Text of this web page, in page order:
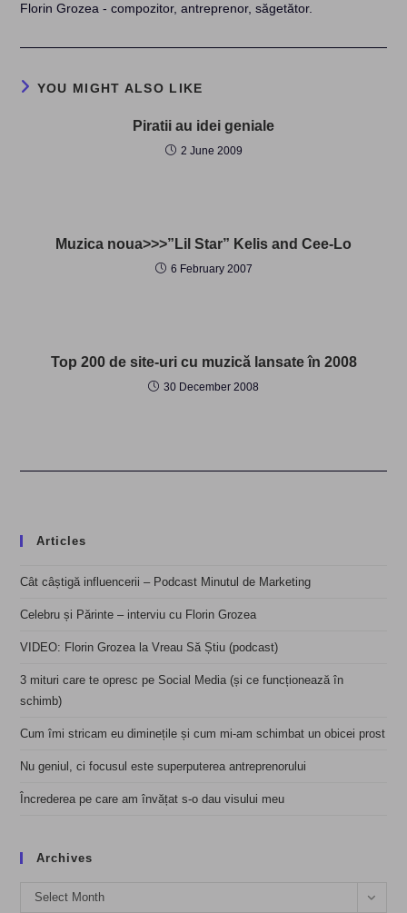
Florin Grozea - compozitor, antreprenor, săgetător.
YOU MIGHT ALSO LIKE
Piratii au idei geniale
2 June 2009
Muzica noua>>>”Lil Star” Kelis and Cee-Lo
6 February 2007
Top 200 de site-uri cu muzică lansate în 2008
30 December 2008
Articles
Cât câștigă influencerii – Podcast Minutul de Marketing
Celebru și Părinte – interviu cu Florin Grozea
VIDEO: Florin Grozea la Vreau Să Știu (podcast)
3 mituri care te opresc pe Social Media (și ce funcționează în
schimb)
Cum îmi stricam eu diminețile și cum mi-am schimbat un obicei prost
Nu geniul, ci focusul este superputerea antreprenorului
Încrederea pe care am învățat s-o dau visului meu
Archives
Archives
Select Month